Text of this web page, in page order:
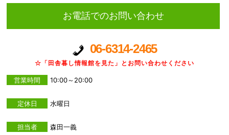
お電話でのお問い合わせ
06-6314-2465
☆「田舎暮し情報館を見た」とお問い合わせください
営業時間 10:00～20:00
定休日 水曜日
担当者 森田一義